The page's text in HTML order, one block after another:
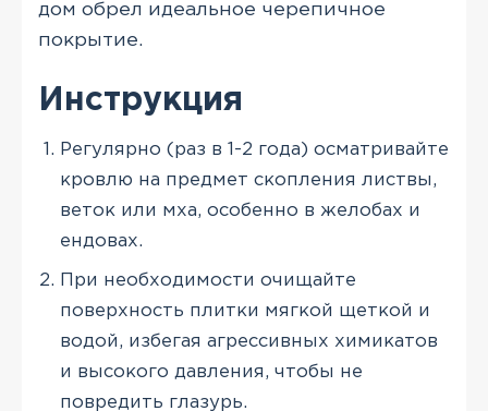
дом обрел идеальное черепичное
покрытие.
Инструкция
Регулярно (раз в 1-2 года) осматривайте
кровлю на предмет скопления листвы,
веток или мха, особенно в желобах и
ендовах.
При необходимости очищайте
поверхность плитки мягкой щеткой и
водой, избегая агрессивных химикатов
и высокого давления, чтобы не
повредить глазурь.